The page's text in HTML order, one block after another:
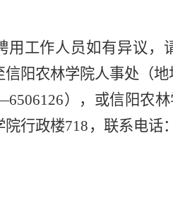
用工作人员如有异议
信阳农林学院人事处（
），或信阳农
行政楼718，联系电话